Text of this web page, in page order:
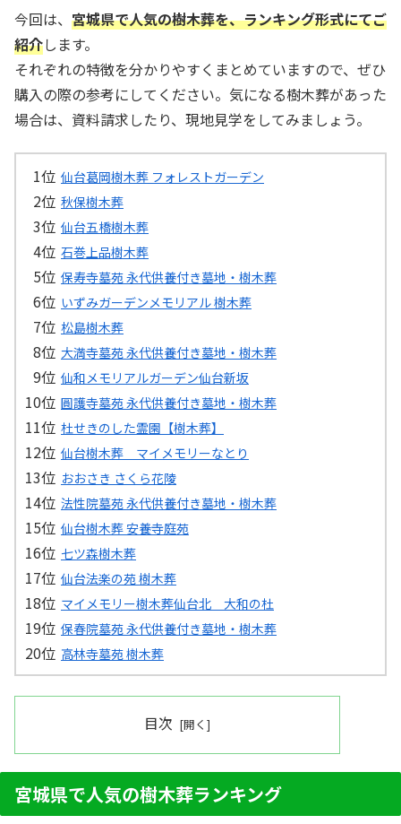
今回は、 宮城県で人気の樹木葬を、ランキング形式にてご
紹介します。
それぞれの特徴を分かりやすくまとめていますので、ぜひ
購入の際の参考にしてください。気になる樹木葬があった
場合は、資料請求したり、現地見学をしてみましょう。
仙台葛岡樹木葬 フォレストガーデン
秋保樹木葬
仙台五橋樹木葬
石巻上品樹木葬
保寿寺墓苑 永代供養付き墓地・樹木葬
いずみガーデンメモリアル 樹木葬
松島樹木葬
大満寺墓苑 永代供養付き墓地・樹木葬
仙和メモリアルガーデン仙台新坂
圓護寺墓苑 永代供養付き墓地・樹木葬
杜せきのした霊園【樹木葬】
仙台樹木葬 マイメモリーなとり
おおさき さくら花陵
法性院墓苑 永代供養付き墓地・樹木葬
仙台樹木葬 安養寺庭苑
七ツ森樹木葬
仙台法楽の苑 樹木葬
マイメモリー樹木葬仙台北 大和の杜
保春院墓苑 永代供養付き墓地・樹木葬
高林寺墓苑 樹木葬
目次
宮城県で人気の樹木葬ランキング